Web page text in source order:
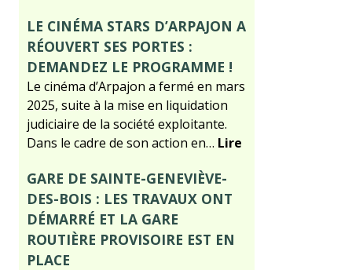
LE CINÉMA STARS D’ARPAJON A
RÉOUVERT SES PORTES :
DEMANDEZ LE PROGRAMME !
Le cinéma d’Arpajon a fermé en mars
2025, suite à la mise en liquidation
judiciaire de la société exploitante.
Dans le cadre de son action en… Lire
GARE DE SAINTE-GENEVIÈVE-
DES-BOIS : LES TRAVAUX ONT
DÉMARRÉ ET LA GARE
ROUTIÈRE PROVISOIRE EST EN
PLACE